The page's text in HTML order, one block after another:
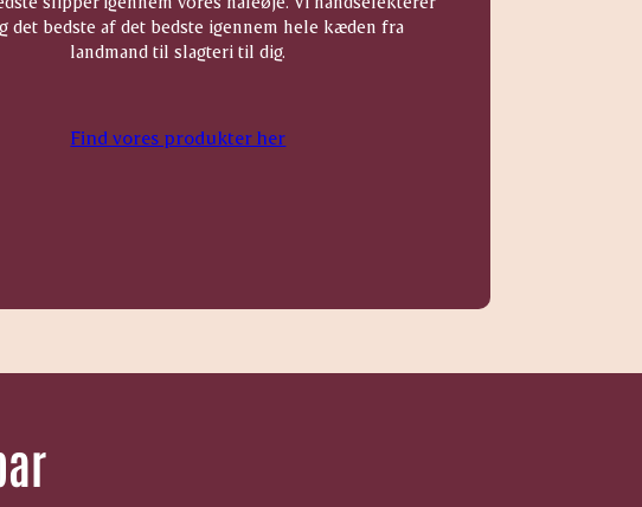
det bedste af det bedste igennem hele kæden fra
landmand til slagteri til dig.
Find vores produkter her